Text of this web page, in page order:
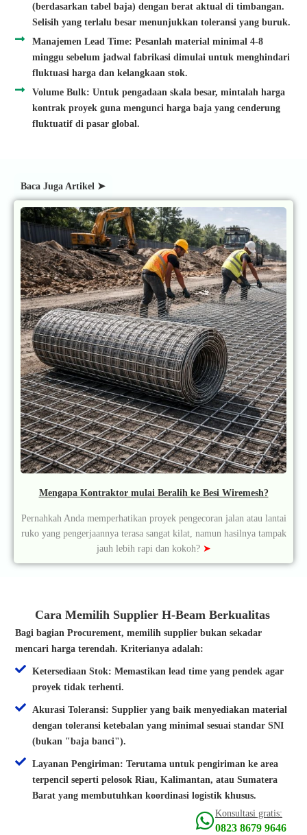
(berdasarkan tabel baja) dengan berat aktual di timbangan.
Selisih yang terlalu besar menunjukkan toleransi yang buruk.
Manajemen Lead Time: Pesanlah material minimal 4-8
minggu sebelum jadwal fabrikasi dimulai untuk menghindari
fluktuasi harga dan kelangkaan stok.
Volume Bulk: Untuk pengadaan skala besar, mintalah harga
kontrak proyek guna mengunci harga baja yang cenderung
fluktuatif di pasar global.
Baca Juga Artikel ➤
Mengapa Kontraktor mulai Beralih ke Besi Wiremesh?
Pernahkah Anda memperhatikan proyek pengecoran jalan atau lantai
ruko yang pengerjaannya terasa sangat kilat, namun hasilnya tampak
jauh lebih rapi dan kokoh? ➤
Cara Memilih Supplier H-Beam Berkualitas
Bagi bagian Procurement, memilih supplier bukan sekadar
mencari harga terendah. Kriterianya adalah:
Ketersediaan Stok: Memastikan lead time yang pendek agar
proyek tidak terhenti.
Akurasi Toleransi: Supplier yang baik menyediakan material
dengan toleransi ketebalan yang minimal sesuai standar SNI
(bukan "baja banci").
Layanan Pengiriman: Terutama untuk pengiriman ke area
terpencil seperti pelosok Riau, Kalimantan, atau Sumatera
Barat yang membutuhkan koordinasi logistik khusus.
Konsultasi gratis:
0823 8679 9646